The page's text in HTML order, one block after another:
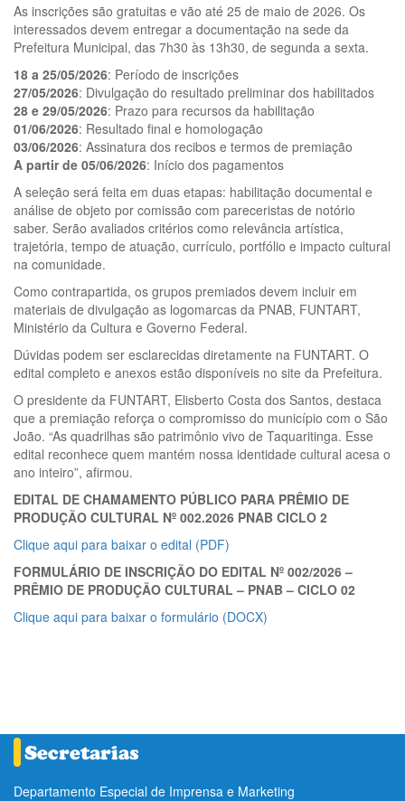
As inscrições são gratuitas e vão até 25 de maio de 2026. Os
interessados devem entregar a documentação na sede da
Prefeitura Municipal, das 7h30 às 13h30, de segunda a sexta.
18 a 25/05/2026: Período de inscrições
27/05/2026: Divulgação do resultado preliminar dos habilitados
28 e 29/05/2026: Prazo para recursos da habilitação
01/06/2026: Resultado final e homologação
03/06/2026: Assinatura dos recibos e termos de premiação
A partir de 05/06/2026: Início dos pagamentos
A seleção será feita em duas etapas: habilitação documental e
análise de objeto por comissão com pareceristas de notório
saber. Serão avaliados critérios como relevância artística,
trajetória, tempo de atuação, currículo, portfólio e impacto cultural
na comunidade.
Como contrapartida, os grupos premiados devem incluir em
materiais de divulgação as logomarcas da PNAB, FUNTART,
Ministério da Cultura e Governo Federal.
Dúvidas podem ser esclarecidas diretamente na FUNTART. O
edital completo e anexos estão disponíveis no site da Prefeitura.
O presidente da FUNTART, Elisberto Costa dos Santos, destaca
que a premiação reforça o compromisso do município com o São
João. “As quadrilhas são patrimônio vivo de Taquaritinga. Esse
edital reconhece quem mantém nossa identidade cultural acesa o
ano inteiro”, afirmou.
EDITAL DE CHAMAMENTO PÚBLICO PARA PRÊMIO DE
PRODUÇÃO CULTURAL Nº 002.2026 PNAB CICLO 2
Clique aqui para baixar o edital (PDF)
FORMULÁRIO DE INSCRIÇÃO DO EDITAL Nº 002/2026 –
PRÊMIO DE PRODUÇÃO CULTURAL – PNAB – CICLO 02
Clique aqui para baixar o formulário (DOCX)
Departamento Especial de Imprensa e Marketing